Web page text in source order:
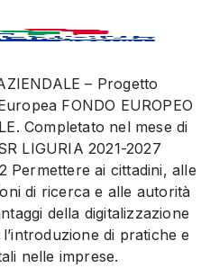
– Progetto
FONDO EUROPEO
Completato nel mese di
LIGURIA 2021-2027
Permettere ai cittadini, alle
di ricerca e alle autorità
della digitalizzazione
di pratiche e
nelle imprese.